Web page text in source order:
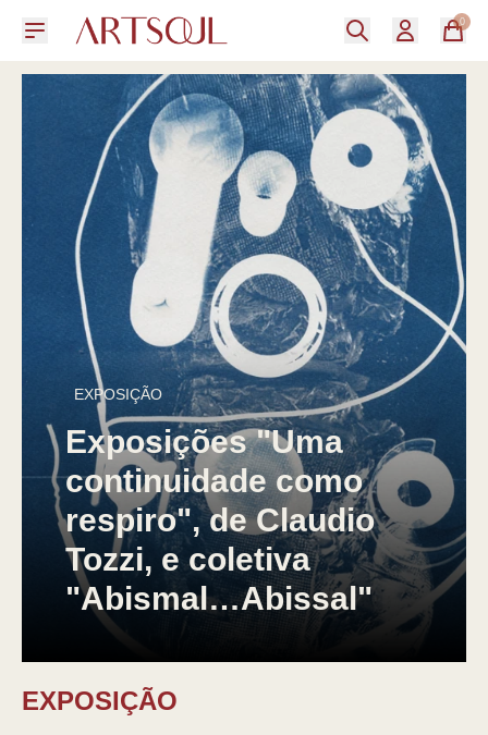
0
EXPOSIÇÃO
Exposições "Uma
continuidade como
respiro", de Claudio
Tozzi, e coletiva
"Abismal…Abissal"
EXPOSIÇÃO